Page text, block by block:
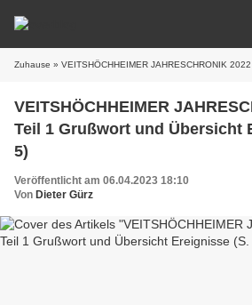
Zuhause » VEITSHÖCHHEIMER JAHRESCHRONIK 2022 - Teil 1
VEITSHÖCHHEIMER
Teil 1 Grußwort und Übersicht
5)
Veröffentlicht am 06.04.2023 18:10
Von Dieter Gürz